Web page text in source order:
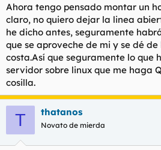
Ahora tengo pensado montar un
claro, no quiero dejar la linea
he dicho antes, seguramente
que se aproveche de mi y se dé de
costa.Así que seguramente lo que
servidor sobre linux que me haga
cosilla.
T thatanos
Novato de mierda